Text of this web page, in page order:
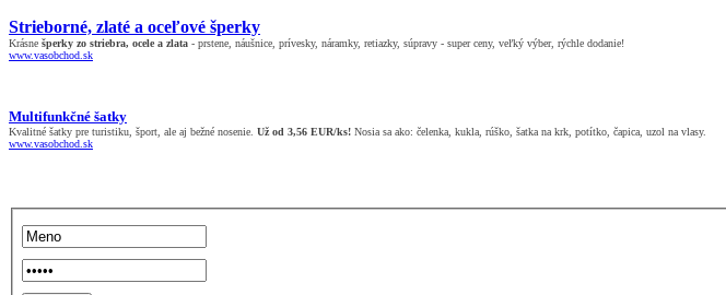
Strieborné, zlaté a oceľové šperky
Krásne šperky zo striebra, ocele a zlata - prstene, náušnice, prívesky, náramky, retiazky, súpravy - super ceny, veľký výber, rýchle dodanie!
www.vasobchod.sk
Multifunkčné šatky
Kvalitné šatky pre turistiku, šport, ale aj bežné nosenie. Už od 3,56 EUR/ks! Nosia sa ako: čelenka, kukla, rúško, šatka na krk, potítko, čapica, uzol na vlasy.
www.vasobchod.sk